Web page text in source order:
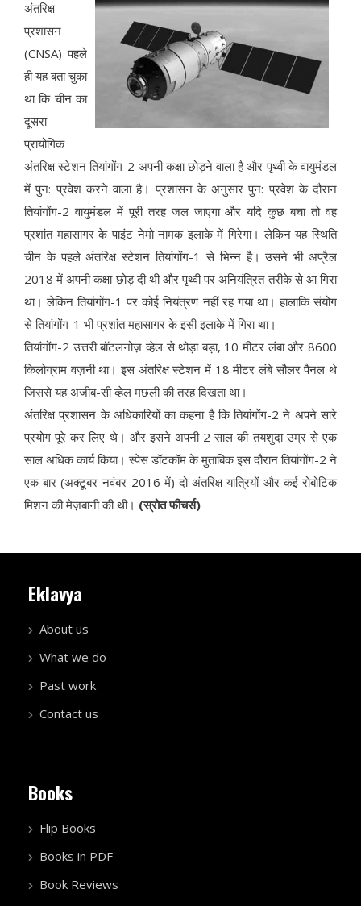
अंतरिक्ष
प्रशासन
(CNSA) पहले
ही यह बता चुका
था कि चीन का
दूसरा
प्रायोगिक
अंतरिक्ष स्टेशन तियांगोंग-2 अपनी कक्षा छोड़ने वाला है और पृथ्वी के वायुमंडल
में पुन: प्रवेश करने वाला है। प्रशासन के अनुसार पुन: प्रवेश के दौरान
तियांगोंग-2 वायुमंडल में पूरी तरह जल जाएगा और यदि कुछ बचा तो वह
प्रशांत महासागर के पाइंट नेमो नामक इलाके में गिरेगा। लेकिन यह स्थिति
चीन के पहले अंतरिक्ष स्टेशन तियांगोंग-1 से भिन्न है। उसने भी अप्रैल
2018 में अपनी कक्षा छोड़ दी थी और पृथ्वी पर अनियंत्रित तरीके से आ गिरा
था। लेकिन तियांगोंग-1 पर कोई नियंत्रण नहीं रह गया था। हालांकि संयोग
से तियांगोंग-1 भी प्रशांत महासागर के इसी इलाके में गिरा था।
तियांगोंग-2 उत्तरी बॉटलनोज़ व्हेल से थोड़ा बड़ा, 10 मीटर लंबा और 8600
किलोग्राम वज़नी था। इस अंतरिक्ष स्टेशन में 18 मीटर लंबे सौलर पैनल थे
जिससे यह अजीब-सी व्हेल मछली की तरह दिखता था।
अंतरिक्ष प्रशासन के अधिकारियों का कहना है कि तियांगोंग-2 ने अपने सारे
प्रयोग पूरे कर लिए थे। और इसने अपनी 2 साल की तयशुदा उम्र से एक
साल अधिक कार्य किया। स्पेस डॉटकॉम के मुताबिक इस दौरान तियांगोंग-2 ने
एक बार (अक्टूबर-नवंबर 2016 में) दो अंतरिक्ष यात्रियों और कई रोबोटिक
मिशन की मेज़बानी की थी। (स्रोत फीचर्स)
Eklavya
About us
What we do
Past work
Contact us
Books
Flip Books
Books in PDF
Book Reviews